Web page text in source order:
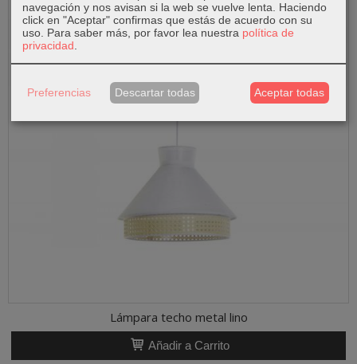
Lámpara techo metal lino
Añadir a Carrito
navegación y nos avisan si la web se vuelve lenta. Haciendo
click en "Aceptar" confirmas que estás de acuerdo con su
uso. Para saber más, por favor lea nuestra política de
privacidad
Preferencias Descartar todas Aceptar todas